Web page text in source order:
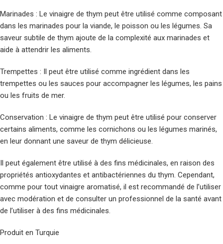
Marinades : Le vinaigre de thym peut être utilisé comme composant
dans les marinades pour la viande, le poisson ou les légumes. Sa
saveur subtile de thym ajoute de la complexité aux marinades et
aide à attendrir les aliments.
Trempettes : Il peut être utilisé comme ingrédient dans les
trempettes ou les sauces pour accompagner les légumes, les pains
ou les fruits de mer.
Conservation : Le vinaigre de thym peut être utilisé pour conserver
certains aliments, comme les cornichons ou les légumes marinés,
en leur donnant une saveur de thym délicieuse.
Il peut également être utilisé à des fins médicinales, en raison des
propriétés antioxydantes et antibactériennes du thym. Cependant,
comme pour tout vinaigre aromatisé, il est recommandé de l’utiliser
avec modération et de consulter un professionnel de la santé avant
de l’utiliser à des fins médicinales.
Produit en Turquie